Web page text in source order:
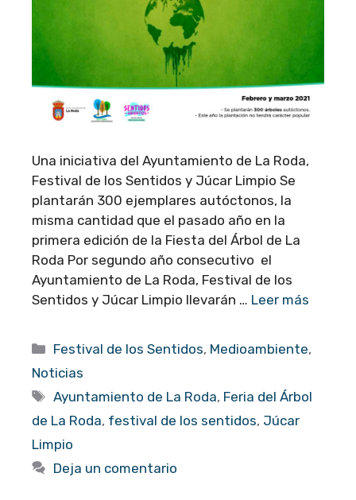
Una iniciativa del Ayuntamiento de La Roda,
Festival de los Sentidos y Júcar Limpio Se
plantarán 300 ejemplares autóctonos, la
misma cantidad que el pasado año en la
primera edición de la Fiesta del Árbol de La
Roda Por segundo año consecutivo el
Ayuntamiento de La Roda, Festival de los
Sentidos y Júcar Limpio llevarán … Leer más
Categorías
Festival de los Sentidos, Medioambiente,
Noticias
Etiquetas
Ayuntamiento de La Roda, Feria del Árbol
de La Roda, festival de los sentidos, Júcar
Limpio
Deja un comentario